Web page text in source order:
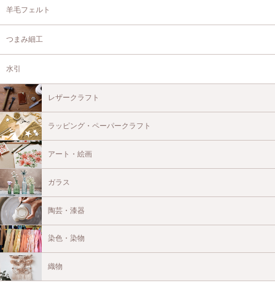
羊毛フェルト
つまみ細工
水引
レザークラフト
ラッピング・ペーパークラフト
アート・絵画
ガラス
陶芸・漆器
染色・染物
織物